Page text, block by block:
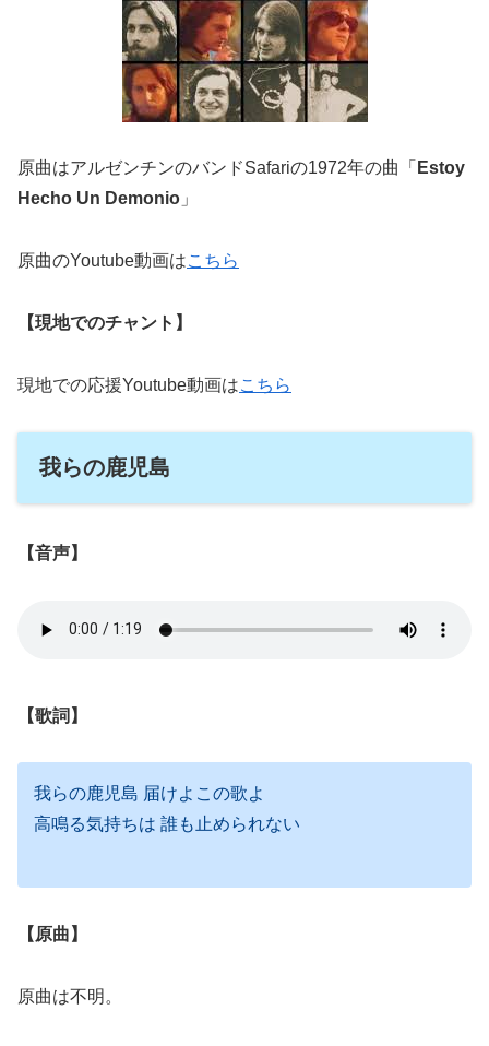
原曲はアルゼンチンのバンドSafariの1972年の曲「 Estoy
Hecho Un Demonio 」
原曲のYoutube動画はこちら
【現地でのチャント】
現地での応援Youtube動画はこちら
我らの鹿児島
【音声】
【歌詞】
我らの鹿児島 届けよこの歌よ
高鳴る気持ちは 誰も止められない
【原曲】
原曲は不明。